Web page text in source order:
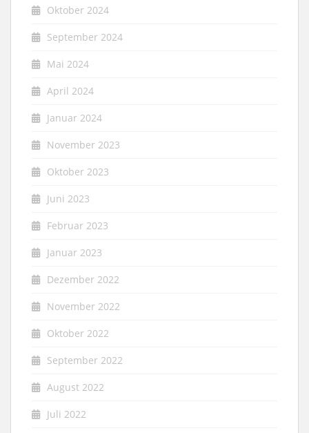
Oktober 2024
September 2024
Mai 2024
April 2024
Januar 2024
November 2023
Oktober 2023
Juni 2023
Februar 2023
Januar 2023
Dezember 2022
November 2022
Oktober 2022
September 2022
August 2022
Juli 2022